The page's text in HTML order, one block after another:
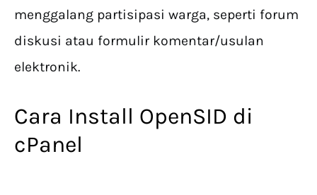
menggalang partisipasi warga, seperti forum
diskusi atau formulir komentar/usulan
elektronik.
Cara Install OpenSID di
cPanel